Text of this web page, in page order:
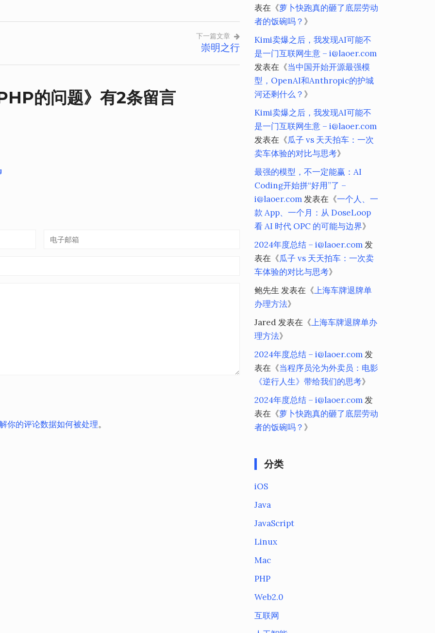
下一篇文章
崇明之行
的问题》有2条留言
你的评论数据如何被处理。
表在《萝卜快跑真的砸了底层劳动
者的饭碗吗？ 》
Kimi卖爆之后，我发现AI可能不
是一门互联网生意 – i@laoer.com
发表在《当中国开始开源最强模
型，OpenAI和Anthropic的护城
河还剩什么？ 》
Kimi卖爆之后，我发现AI可能不
是一门互联网生意 – i@laoer.com
发表在《瓜子 vs 天天拍车：一次
卖车体验的对比与思考》
最强的模型，不一定能赢：AI
Coding开始拼“好用”了 –
i@laoer.com发表在《一个人、一
款 App、一个月：从 DoseLoop
看 AI 时代 OPC 的可能与边界》
2024年度总结 – i@laoer.com发
表在《瓜子 vs 天天拍车：一次卖
车体验的对比与思考》
鲍先生 发表在《上海车牌退牌单
办理方法》
Jared发表在《上海车牌退牌单办
理方法》
2024年度总结 – i@laoer.com发
表在《当程序员沦为外卖员：电影
《逆行人生》带给我们的思考》
2024年度总结 – i@laoer.com发
表在《萝卜快跑真的砸了底层劳动
者的饭碗吗？ 》
分类
iOS
Java
JavaScript
Linux
Mac
PHP
Web2.0
互联网